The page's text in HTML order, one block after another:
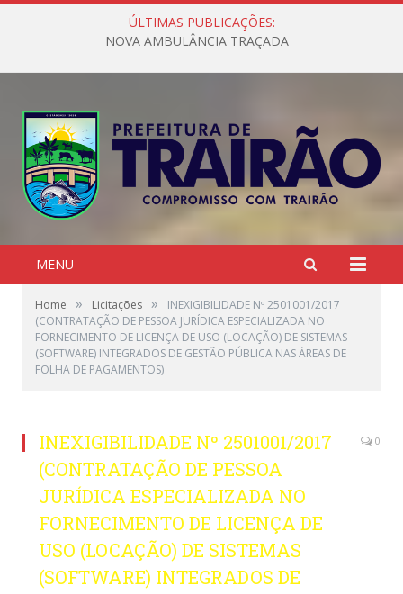
ÚLTIMAS PUBLICAÇÕES:
NOVA AMBULÂNCIA TRAÇADA
MENU
Home » Licitações »
INEXIGIBILIDADE Nº 2501001/2017
(CONTRATAÇÃO DE PESSOA JURÍDICA ESPECIALIZADA NO
FORNECIMENTO DE LICENÇA DE USO (LOCAÇÃO) DE SISTEMAS
(SOFTWARE) INTEGRADOS DE GESTÃO PÚBLICA NAS ÁREAS DE
FOLHA DE PAGAMENTOS)
INEXIGIBILIDADE Nº 2501001/2017
(CONTRATAÇÃO DE PESSOA
JURÍDICA ESPECIALIZADA NO
FORNECIMENTO DE LICENÇA DE
USO (LOCAÇÃO) DE SISTEMAS
(SOFTWARE) INTEGRADOS DE
0